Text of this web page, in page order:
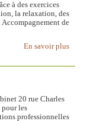
à des exercices
la relaxation, des
de
En savoir plus
20 rue Charles
pour les
professionnelles